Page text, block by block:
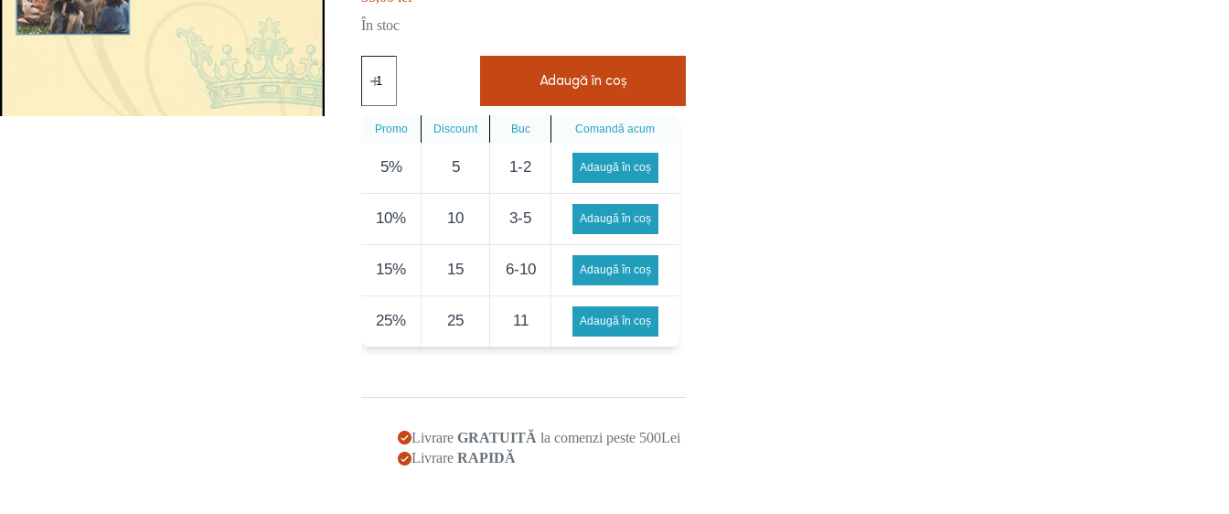
În stoc
Isus
Cel
mai
Seria
mari
din
lui
Adaugă în coș
Promo Discount Buc Comandă acum
5% 5 1-2 Adaugă în coș
10% 10 3-5 Adaugă în coș
15% 15 6-10 Adaugă în coș
25% 25 11 Adaugă în coș
Livrare GRATUITĂ la comenzi peste 500Lei
Livrare RAPIDĂ